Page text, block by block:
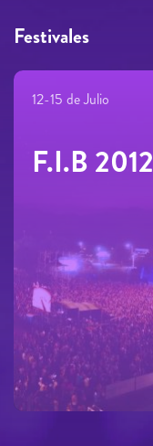
Festivales
12-15 de Julio
F.I.B 2012